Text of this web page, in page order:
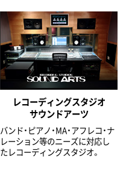
レコーディングスタジオ
サウンドアーツ
バンド・ピアノ・MA・アフレコ・ナ
レーション等のニーズに対応し
たレコーディングスタジオ。